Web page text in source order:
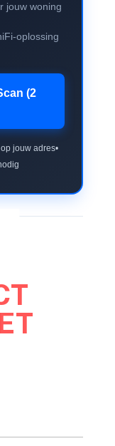
jouw woning
oplossing
(2
jouw adres•